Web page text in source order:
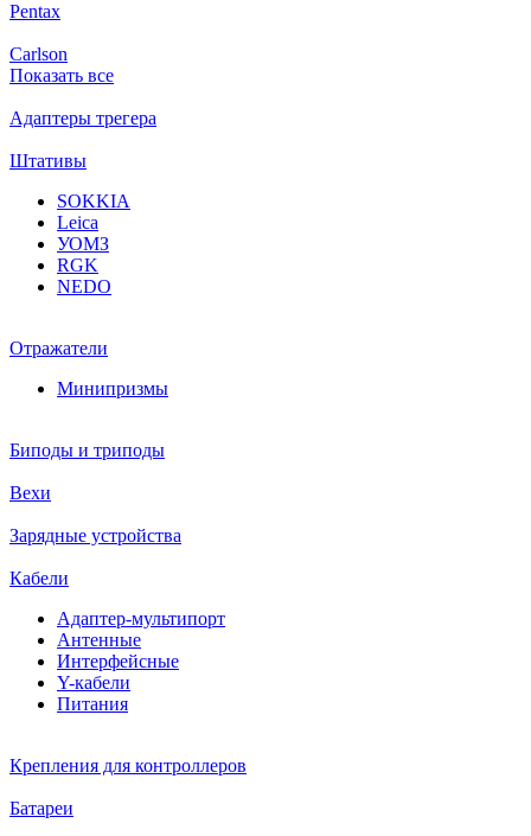
Pentax
Carlson
Показать все
Адаптеры трегера
Штативы
SOKKIA
Leica
УОМЗ
RGK
NEDO
Отражатели
Минипризмы
Биподы и триподы
Вехи
Зарядные устройства
Кабели
Адаптер-мультипорт
Антенные
Интерфейсные
Y-кабели
Питания
Крепления для контроллеров
Батареи